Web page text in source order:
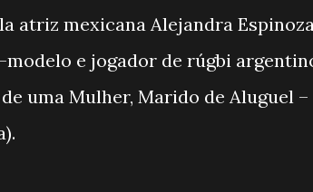
atriz mexicana Alejandra
modelo e jogador de rúgbi
uma Mulher, Marido de Aluguel –